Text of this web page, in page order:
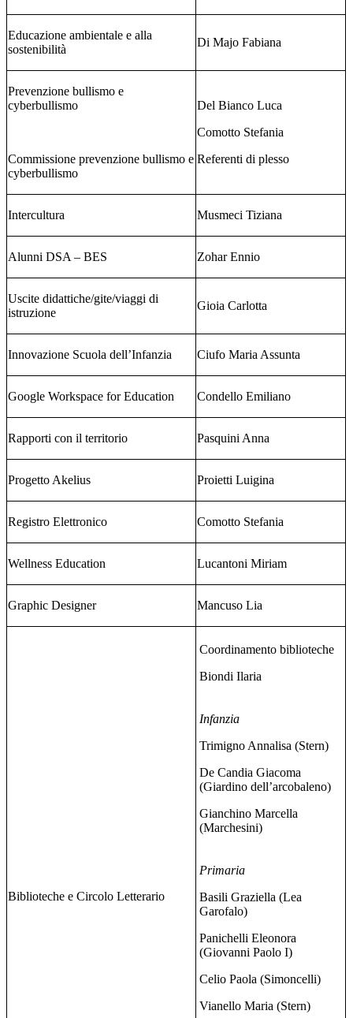
Educazione ambientale e alla
sostenibilità
Di Majo Fabiana
Prevenzione bullismo e
cyberbullismo
Commissione prevenzione bullismo e
cyberbullismo
Del Bianco Luca
Comotto Stefania
Referenti di plesso
Intercultura Musmeci Tiziana
Alunni DSA – BES Zohar Ennio
Uscite didattiche/gite/viaggi di
istruzione
Gioia Carlotta
Innovazione Scuola dell’Infanzia Ciufo Maria Assunta
Google Workspace for Education Condello Emiliano
Rapporti con il territorio Pasquini Anna
Progetto Akelius Proietti Luigina
Registro Elettronico Comotto Stefania
Wellness Education Lucantoni Miriam
Graphic Designer Mancuso Lia
Biblioteche e Circolo Letterario
Coordinamento biblioteche
Biondi Ilaria
Infanzia
Trimigno Annalisa (Stern)
De Candia Giacoma
(Giardino dell’arcobaleno)
Gianchino Marcella
(Marchesini)
Primaria
Basili Graziella (Lea
Garofalo)
Panichelli Eleonora
(Giovanni Paolo I)
Celio Paola (Simoncelli)
Vianello Maria (Stern)